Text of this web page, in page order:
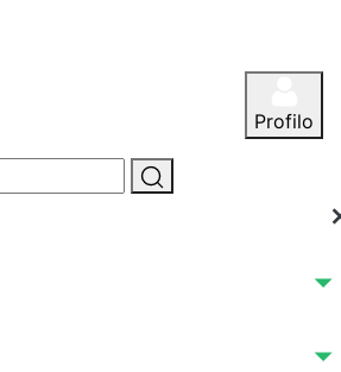
Profilo